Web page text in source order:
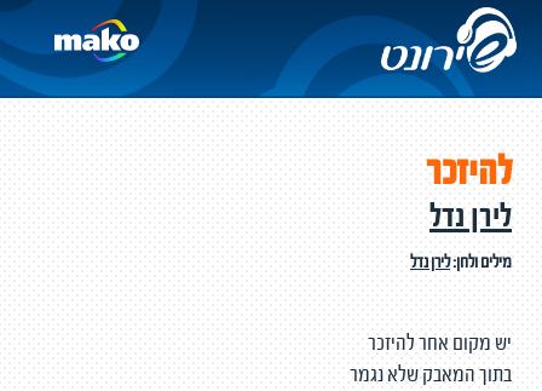
להיזכר
לירן נדל
מילים ולחן:לירן נדל
יש מקום אחר להיזכר
בתוך המאבק שלא נגמר